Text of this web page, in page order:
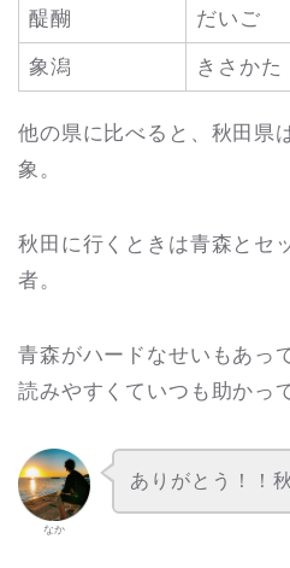
醍醐 だいご
象潟 きさかた
他の県に比べると、秋田県
象。
秋田に行くときは青森とセ
者。
青森がハードなせいもあっ
読みやすくていつも助かっ
なか
ありがとう！！